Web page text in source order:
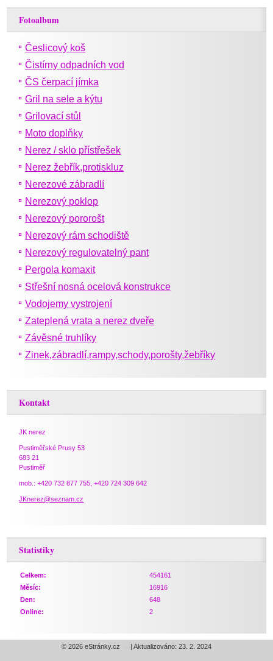
Fotoalbum
Česlicový koš
Čistírny odpadních vod
ČS čerpací jímka
Gril na sele a kýtu
Grilovací stůl
Moto doplňky
Nerez / sklo přístřešek
Nerez žebřík,protiskluz
Nerezové zábradlí
Nerezový poklop
Nerezový pororošt
Nerezový rám schodiště
Nerezový regulovatelný pant
Pergola komaxit
Střešní nosná ocelová konstrukce
Vodojemy vystrojení
Zateplená vrata a nerez dveře
Závěsné truhlíky
Zinek,zábradlí,rampy,schody,porošty,žebříky
Kontakt
JK nerez
Pustiměřské Prusy 53
683 21
Pustiměř
mob.: +420 732 877 755, +420 724 309 642
JKnerez@seznam.cz
Statistiky
Online: 2
Celkem:
454161
Měsíc:
16916
Den:
648
© 2026 eStránky.cz | Aktualizováno: 23. 2. 2024